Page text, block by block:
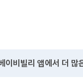
이비빌리 앱에서 더 많